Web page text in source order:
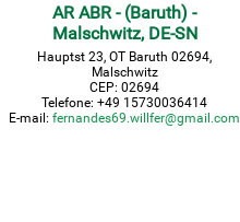
AR ABR - (Baruth) -
Malschwitz, DE-SN
Hauptst 23, OT Baruth 02694,
Malschwitz
CEP: 02694
Telefone:+49 15730036414
E-mail:fernandes69.willfer@gmail.com